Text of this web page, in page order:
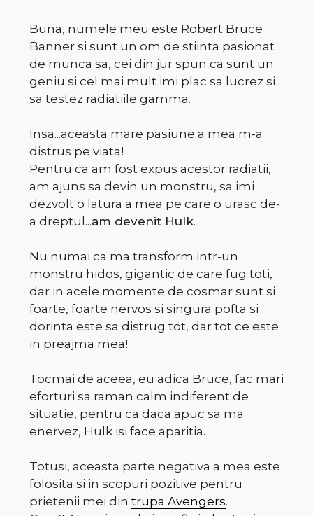
Buna, numele meu este Robert Bruce
Banner si sunt un om de stiinta pasionat
de munca sa, cei din jur spun ca sunt un
geniu si cel mai mult imi plac sa lucrez si
sa testez radiatiile gamma.
Insa...aceasta mare pasiune a mea m-a
distrus pe viata!
Pentru ca am fost expus acestor radiatii,
am ajuns sa devin un monstru, sa imi
dezvolt o latura a mea pe care o urasc de-
a dreptul...am devenit Hulk.
Nu numai ca ma transform intr-un
monstru hidos, gigantic de care fug toti,
dar in acele momente de cosmar sunt si
foarte, foarte nervos si singura pofta si
dorinta este sa distrug tot, dar tot ce este
in preajma mea!
Tocmai de aceea, eu adica Bruce, fac mari
eforturi sa raman calm indiferent de
situatie, pentru ca daca apuc sa ma
enervez, Hulk isi face aparitia.
Totusi, aceasta parte negativa a mea este
folosita si in scopuri pozitive pentru
prietenii mei din trupa Avengers.